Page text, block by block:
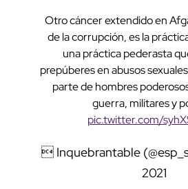
Otro cáncer extendido en
de la corrupción, es la
una práctica pederasta
prepúberes en abusos
parte de hombres
guerra, militares y
pic.twitter.com/
 Inquebrantable
2021